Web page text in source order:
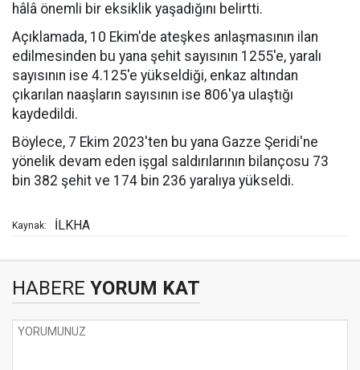
hâlâ önemli bir eksiklik yaşadığını belirtti.
Açıklamada, 10 Ekim'de ateşkes anlaşmasının ilan
edilmesinden bu yana şehit sayısının 1255'e, yaralı
sayısının ise 4.125'e yükseldiği, enkaz altından
çıkarılan naaşların sayısının ise 806'ya ulaştığı
kaydedildi.
Böylece, 7 Ekim 2023'ten bu yana Gazze Şeridi'ne
yönelik devam eden işgal saldırılarının bilançosu 73
bin 382 şehit ve 174 bin 236 yaralıya yükseldi.
Kaynak: İLKHA
HABERE YORUM KAT